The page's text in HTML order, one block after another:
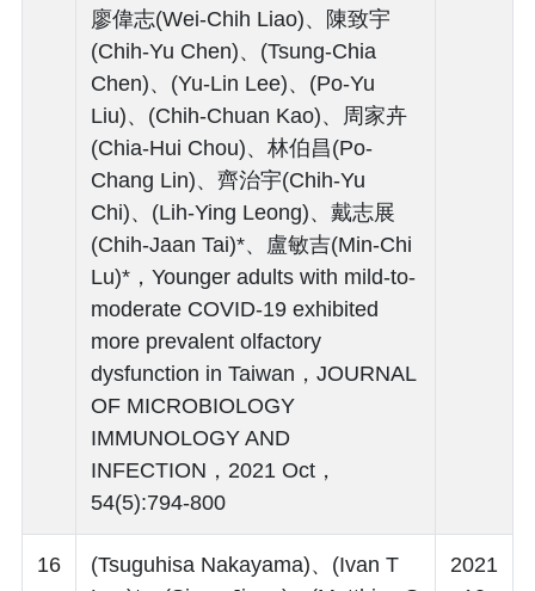
廖偉志(Wei-Chih Liao)、陳致宇
(Chih-Yu Chen)、(Tsung-Chia
Chen)、(Yu-Lin Lee)、(Po-Yu
Liu)、(Chih-Chuan Kao)、周家卉
(Chia-Hui Chou)、林伯昌(Po-
Chang Lin)、齊治宇(Chih-Yu
Chi)、(Lih-Ying Leong)、戴志展
(Chih-Jaan Tai)*、盧敏吉(Min-Chi
Lu)*，Younger adults with mild-to-
moderate COVID-19 exhibited
more prevalent olfactory
dysfunction in Taiwan，JOURNAL
OF MICROBIOLOGY
IMMUNOLOGY AND
INFECTION，2021 Oct，
54(5):794-800
16
(Tsuguhisa Nakayama)、(Ivan T
2021